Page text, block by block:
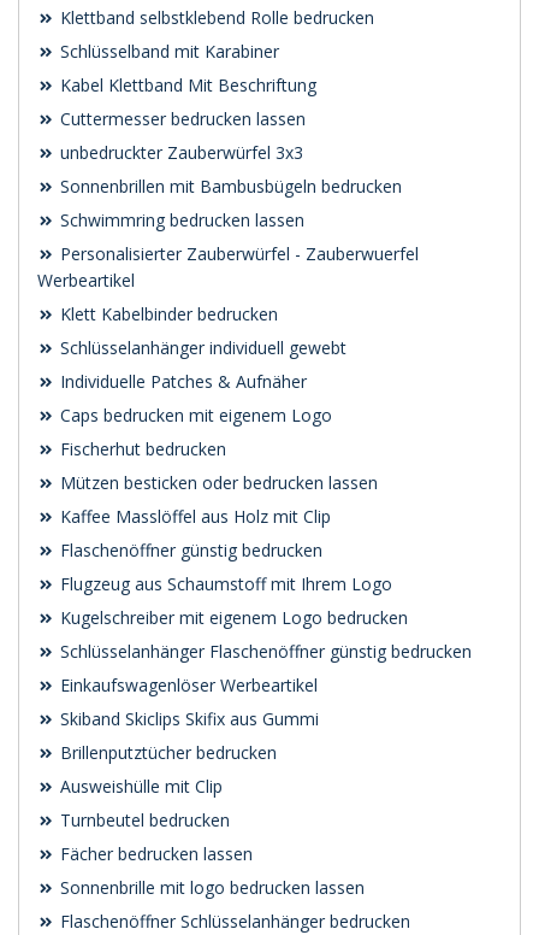
Klettband selbstklebend Rolle bedrucken
Schlüsselband mit Karabiner
Kabel Klettband Mit Beschriftung
Cuttermesser bedrucken lassen
unbedruckter Zauberwürfel 3x3
Sonnenbrillen mit Bambusbügeln bedrucken
Schwimmring bedrucken lassen
Personalisierter Zauberwürfel - Zauberwuerfel
Werbeartikel
Klett Kabelbinder bedrucken
Schlüsselanhänger individuell gewebt
Individuelle Patches & Aufnäher
Caps bedrucken mit eigenem Logo
Fischerhut bedrucken
Mützen besticken oder bedrucken lassen
Kaffee Masslöffel aus Holz mit Clip
Flaschenöffner günstig bedrucken
Flugzeug aus Schaumstoff mit Ihrem Logo
Kugelschreiber mit eigenem Logo bedrucken
Schlüsselanhänger Flaschenöffner günstig bedrucken
Einkaufswagenlöser Werbeartikel
Skiband Skiclips Skifix aus Gummi
Brillenputztücher bedrucken
Ausweishülle mit Clip
Turnbeutel bedrucken
Fächer bedrucken lassen
Sonnenbrille mit logo bedrucken lassen
Flaschenöffner Schlüsselanhänger bedrucken